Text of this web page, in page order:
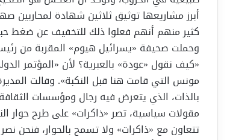
أبرز مشاريعها توثيق ثلاثين شهادة لمحاربين
كثير منهم أنهم فعلوا ذلك للتخفيف عن ضغط
وحملت صحيفة «يسرائيل هيوم» المقربة من رئيس
«كيف نقول «عودة» بالعبرية؟ لأن «المؤتمر
مونس التي قامت هنا قبل النكبة». وقالت
بالذات، الذي يتعرض فيه رجال ومؤسسات
مقولات سياسية، تصر «ذاكرات» على طرح حوار
تتعاون مع «ذاكرات» ولا تسمح بالحوار، فنحن